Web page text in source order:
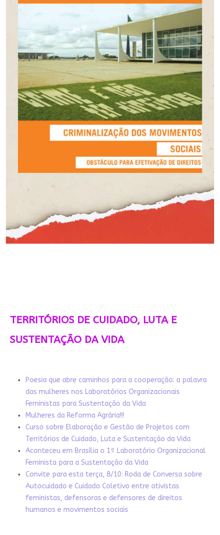
TERRITÓRIOS DE CUIDADO, LUTA E
SUSTENTAÇÃO DA VIDA
Poesia que abre caminhos para a cooperação: a palavra
das mulheres nos Laboratórios Organizacionais
Feministas para Sustentação da Vida
Mulheres da Reforma Agrária!!!
Curso sobre Elaboração e Gestão de Projetos com
Territórios de Cuidado, Luta e Sustentação da Vida
Aconteceu em Brasília o 1º Laboratório Organizacional
Feminista para a Sustentação da Vida
Convite para esta terça, 8/10: Roda de Conversa sobre
Autocuidado e Cuidado Coletivo entre ativistas
feministas, defensoras e defensores de direitos
humanos e movimentos sociais